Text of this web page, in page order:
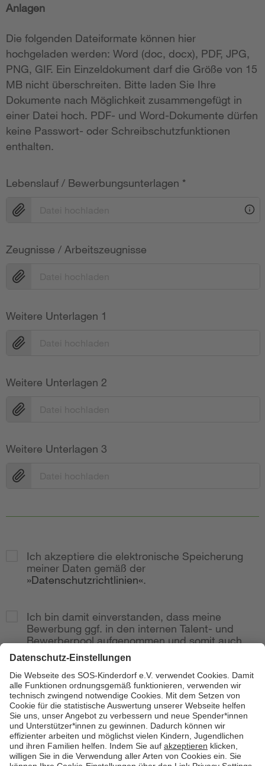
Anlagen
Die folgenden Dateiformate können hier
hochgeladen werden: Word (doc, docx), PDF, JPG,
PNG, GIF. Ein Einzeldokument darf die Größe von 15
MB nicht überschreiten. Bitte laden Sie Ihre
Dokumente nach Möglichkeit zusammengefügt in
einer Datei hoch. PDF- und Word-Dokumente dürfen
keine Passwort- oder Schreibschutzfunktionen
enthalten.
Lebenslauf / Bewerbungsunterlagen *
Zeugnisse / Arbeitszeugnisse
Weitere Unterlagen 1
Weitere Unterlagen 2
Weitere Unterlagen 3
Ich akzeptiere die elektronische Speicherung
meiner Daten gemäß der
Datenschutzrichtlinien .
Ich bin damit einverstanden, dass meine
Bewerbung ggf. in den internen Talent- und
Bewerberpool aufgenommen und somit auch
bei weitere Stellenausschreibungen
berücksichtig wird.
Zur Anzeige
Senden